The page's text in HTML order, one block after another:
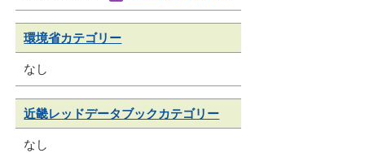
環境省カテゴリー
なし
近畿レッドデータブックカテゴリー
なし